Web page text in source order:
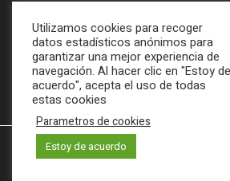
PRODOPTIM– Mesa de mantenimiento
Mentions légales et Politique de
Utilizamos cookies para recoger
datos estadísticos anónimos para
garantizar una mejor experiencia de
navegación. Al hacer clic en "Estoy de
acuerdo", acepta el uso de todas
estas cookies
Parametros de cookies
Estoy de acuerdo